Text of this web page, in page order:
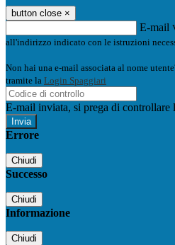
button close ×
E-mail
all'indirizzo indicato con le istruzioni
Non hai una e-mail associata al nome
tramite la Login Spaggiari
E-mail inviata, si prega di controllare
Errore
Chiudi
Successo
Chiudi
Informazione
Chiudi